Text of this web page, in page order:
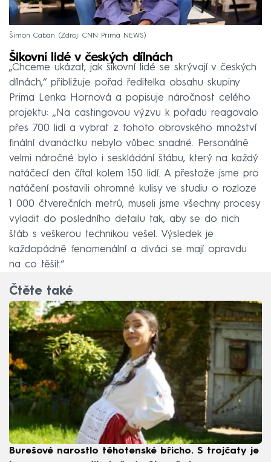
Šimon Caban Zdroj: CNN Prima NEWS
Šikovní lidé v českých dílnách
„Chceme ukázat, jak šikovní lidé se skrývají v českých
dílnách,“ přibližuje pořad ředitelka obsahu skupiny
Prima Lenka Hornová a popisuje náročnost celého
projektu: „Na castingovou výzvu k pořadu reagovalo
přes 700 lidí a vybrat z tohoto obrovského množství
finální dvanáctku nebylo vůbec snadné. Personálně
velmi náročné bylo i seskládání štábu, který na každý
natáčecí den čítal kolem 150 lidí. A přestože jsme pro
natáčení postavili ohromné kulisy ve studiu o rozloze
1 000 čtverečních metrů, museli jsme všechny procesy
vyladit do posledního detailu tak, aby se do nich
štáb s veškerou technikou vešel. Výsledek je
každopádně fenomenální a diváci se mají opravdu
na co těšit.“
Čtěte také
Burešové narostlo těhotenské břicho. S trojčaty je